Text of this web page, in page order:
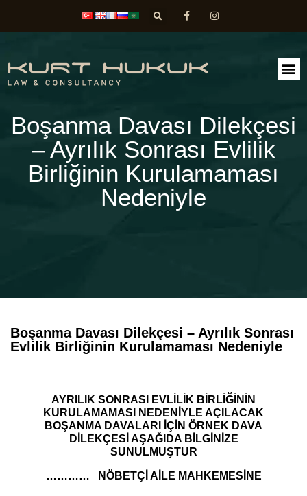
Boşanma Davası Dilekçesi
– Ayrılık Sonrası Evlilik
Birliğinin Kurulamaması
Nedeniyle
Boşanma Davası Dilekçesi – Ayrılık Sonrası
Evlilik Birliğinin Kurulamaması Nedeniyle
AYRILIK SONRASI EVLİLİK BİRLİĞİNİN
KURULAMAMASI NEDENİYLE AÇILACAK
BOŞANMA DAVALARI İÇİN ÖRNEK DAVA
DİLEKÇESİ AŞAĞIDA BİLGİNİZE
SUNULMUŞTUR
………… NÖBETÇİ AİLE MAHKEMESİNE